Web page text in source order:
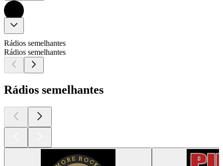
Rádios semelhantes
Rádios semelhantes
Rádios semelhantes